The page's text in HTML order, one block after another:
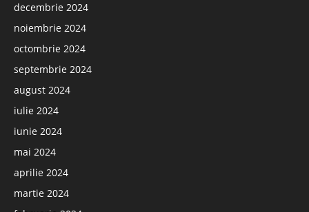
decembrie 2024
noiembrie 2024
octombrie 2024
septembrie 2024
august 2024
iulie 2024
iunie 2024
mai 2024
aprilie 2024
martie 2024